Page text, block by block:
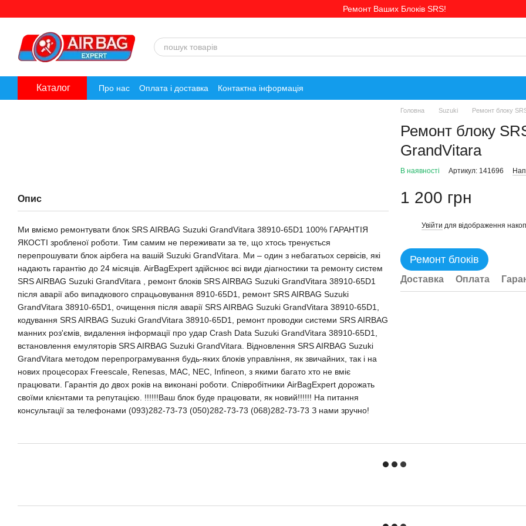
Ремонт Ваших Блоків SRS!
Каталог Про нас Оплата і доставка Контактна інформація
Опис
Ми вміємо ремонтувати блок SRS AIRBAG Suzuki GrandVitara 38910-65D1 100% ГАРАНТІЯ
ЯКОСТІ зробленої роботи. Тим самим не переживати за те, що хтось тренується
перепрошувати блок аірбега на вашій Suzuki GrandVitara. Ми – один з небагатьох сервісів, які
надають гарантію до 24 місяців. AirBagExpert здійснює всі види діагностики та ремонту систем
SRS AIRBAG Suzuki GrandVitara , ремонт блоків SRS AIRBAG Suzuki GrandVitara 38910-65D1
після аварії або випадкового спрацьовування 8910-65D1, ремонт SRS AIRBAG Suzuki
GrandVitara 38910-65D1, очищення після аварії SRS AIRBAG Suzuki GrandVitara 38910-65D1,
кодування SRS AIRBAG Suzuki GrandVitara 38910-65D1, ремонт проводки системи SRS AIRBAG
манних роз'ємів, видалення інформації про удар Crash Data Suzuki GrandVitara 38910-65D1,
встановлення емуляторів SRS AIRBAG Suzuki GrandVitara. Відновлення SRS AIRBAG Suzuki
GrandVitara методом перепрограмування будь-яких блоків управління, як звичайних, так і на
нових процесорах Freescale, Renesas, MAC, NEC, Infineon, з якими багато хто не вміє
працювати. Гарантія до двох років на виконані роботи. Співробітники AirBagExpert дорожать
своїми клієнтами та репутацією. !!!!!!Ваш блок буде працювати, як новий!!!!!! На питання
консультації за телефонами (093)282-73-73 (050)282-73-73 (068)282-73-73 З нами зручно!
Головна Suzuki Ремонт блоку
Ремонт блоку
GrandVitara
В наявності Артикул: 141696
1 200 грн
Увійти для відображення
Ремонт блоків
Доставка Оплата